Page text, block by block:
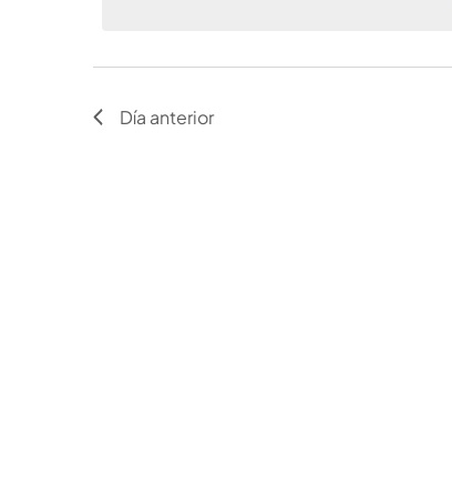
Día anterior